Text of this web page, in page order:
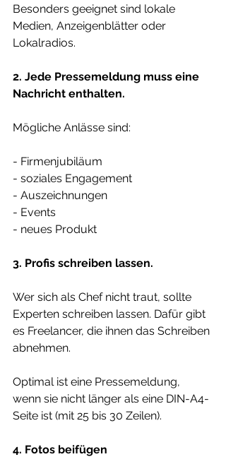
Besonders geeignet sind lokale
Medien, Anzeigenblätter oder
Lokalradios.
2. Jede Pressemeldung muss eine
Nachricht enthalten.
Mögliche Anlässe sind:
- Firmenjubiläum
- soziales Engagement
- Auszeichnungen
- Events
- neues Produkt
3. Profis schreiben lassen.
Wer sich als Chef nicht traut, sollte
Experten schreiben lassen. Dafür gibt
es Freelancer, die ihnen das Schreiben
abnehmen.
Optimal ist eine Pressemeldung,
wenn sie nicht länger als eine DIN-A4-
Seite ist (mit 25 bis 30 Zeilen).
4. Fotos beifügen